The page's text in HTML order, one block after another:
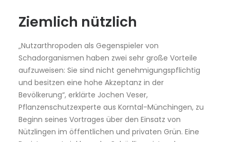
Ziemlich nützlich
„Nutzarthropoden als Gegenspieler von
Schadorganismen haben zwei sehr große Vorteile
aufzuweisen: Sie sind nicht genehmigungspflichtig
und besitzen eine hohe Akzeptanz in der
Bevölkerung“, erklärte Jochen Veser,
Pflanzenschutzexperte aus Korntal-Münchingen, zu
Beginn seines Vortrages über den Einsatz von
Nützlingen im öffentlichen und privaten Grün. Eine